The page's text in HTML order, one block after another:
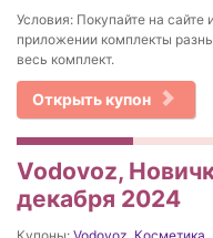
Условия: Покупайте на сайте
приложении комплекты
весь комплект.
Открыть купон
Vodovoz,
декабря 2024